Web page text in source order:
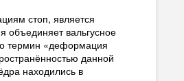
стоп, является
объединяет вальгусное
термин «деформация
данной
находились в